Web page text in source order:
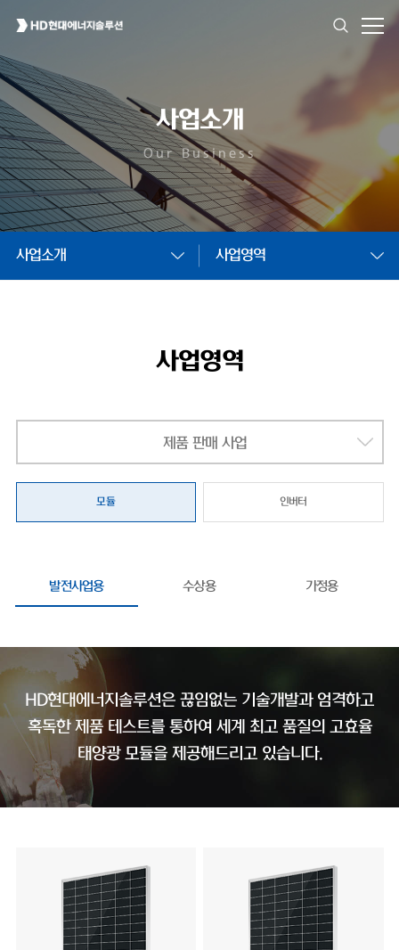
사업소개
Our Business
사업소개 사업영역
사업영역
제품 판매 사업
모듈 인버터
발전사업용 수상용 가정용
HD현대에너지솔루션은 끊임없는 기술개발과 엄격하고
혹독한 제품 테스트를 통하여 세계 최고 품질의 고효율
태양광 모듈을 제공해드리고 있습니다.